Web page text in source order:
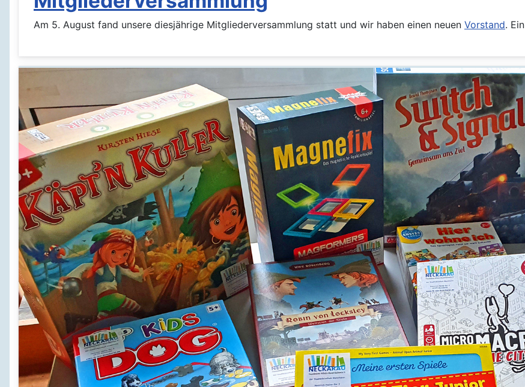
Am 5. August fand unsere diesjährige Mitgliederversammlung statt und wir haben einen neuen Vorstand.